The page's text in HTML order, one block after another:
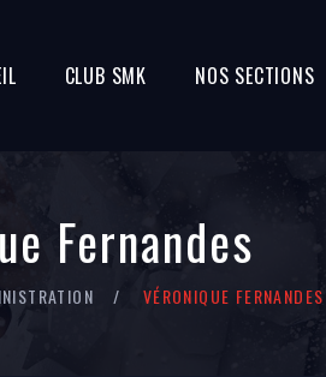
CLUB SMK NOS SECTIONS
Fernandes
VÉRONIQUE FERNANDES